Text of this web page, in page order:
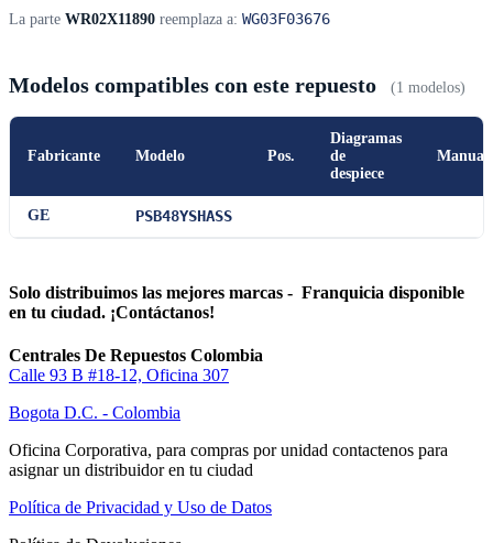
La parte WR02X11890 reemplaza a: WG03F03676
Modelos compatibles con este repuesto (1 modelos)
Fabricante Modelo Pos.
Diagramas
de
despiece
Manual
GE PSB48YSHASS
Solo distribuimos las mejores marcas - Franquicia disponible
en tu ciudad. ¡Contáctanos!
Centrales De Repuestos Colombia
Calle 93 B #18-12, Oficina 307
Bogota D.C. - Colombia
Oficina Corporativa, para compras por unidad contactenos para
asignar un distribuidor en tu ciudad
Política de Privacidad y Uso de Datos